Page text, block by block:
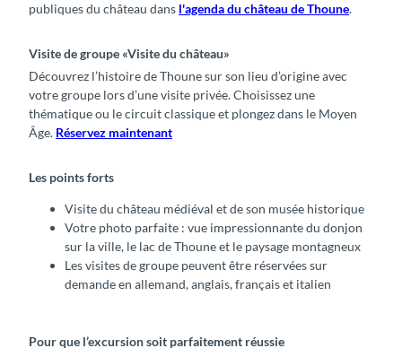
publiques du château dans l'agenda du château de Thoune.
Visite de groupe «Visite du château»
Découvrez l’histoire de Thoune sur son lieu d’origine avec
votre groupe lors d’une visite privée. Choisissez une
thématique ou le circuit classique et plongez dans le Moyen
Âge. Réservez maintenant
Les points forts
Visite du château médiéval et de son musée historique
Votre photo parfaite : vue impressionnante du donjon
sur la ville, le lac de Thoune et le paysage montagneux
Les visites de groupe peuvent être réservées sur
demande en allemand, anglais, français et italien
Pour que l’excursion soit parfaitement réussie